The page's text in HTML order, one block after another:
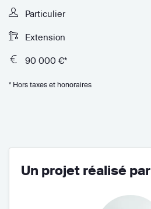
Particulier
Extension
90 000 €*
* Hors taxes et honoraires
Un projet réalisé par